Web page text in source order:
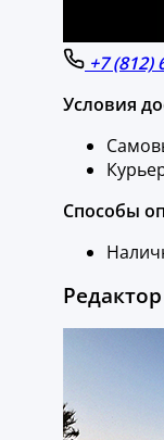
+7 (812)
Условия
Способы